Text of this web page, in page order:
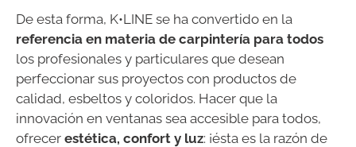
De esta forma, K•LINE se ha convertido en la
referencia en materia de carpintería para todos
los profesionales y particulares que desean
perfeccionar sus proyectos con productos de
calidad, esbeltos y coloridos. Hacer que la
innovación en ventanas sea accesible para todos,
ofrecer estética, confort y luz: ¡ésta es la razón de